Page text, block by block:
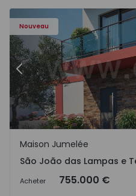
Nouveau
Précédent
São João das Lampas e
Maison Jumelée
São João das Lampas e
Acheter 755.000 €